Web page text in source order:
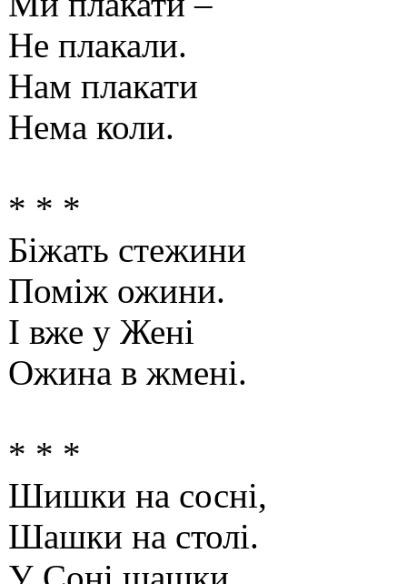
Не плакали.
Нам плакати
Нема коли.
* * *
Біжать стежини
Поміж ожини.
І вже у Жені
Ожина в жмені.
* * *
Шишки на сосні,
Шашки на столі.